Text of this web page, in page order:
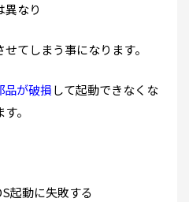
異なり
せてしまう事になります。
品が破損して起動できなくな
。
起動に失敗する